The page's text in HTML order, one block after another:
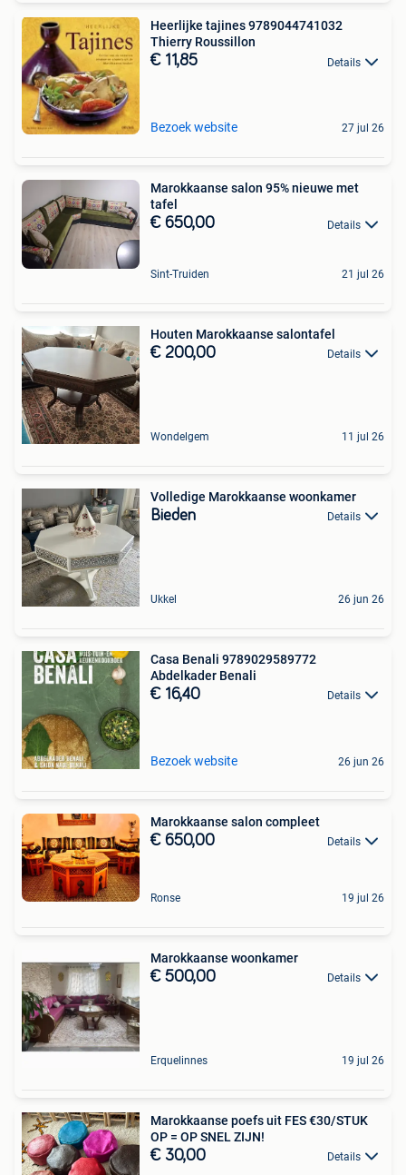
Heerlijke tajines 9789044741032
Thierry Roussillon
€ 11,85 Details
Bezoek website 27 jul 26
Marokkaanse salon 95% nieuwe met
tafel
€ 650,00 Details
Sint-Truiden 21 jul 26
Houten Marokkaanse salontafel
€ 200,00 Details
Wondelgem 11 jul 26
Volledige Marokkaanse woonkamer
Bieden Details
Ukkel 26 jun 26
Casa Benali 9789029589772
Abdelkader Benali
€ 16,40 Details
Bezoek website 26 jun 26
Marokkaanse salon compleet
€ 650,00 Details
Ronse 19 jul 26
Marokkaanse woonkamer
€ 500,00 Details
Erquelinnes 19 jul 26
Marokkaanse poefs uit FES €30/STUK
OP = OP SNEL ZIJN!
€ 30,00 Details